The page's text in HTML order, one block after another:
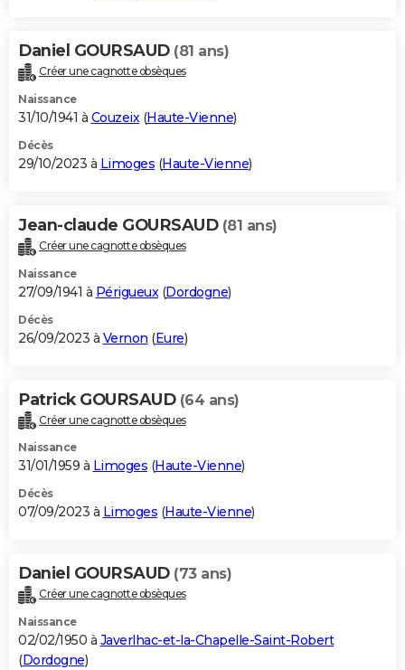
Daniel GOURSAUD (81 ans)
Créer une cagnotte obsèques
Naissance
31/10/1941 à Couzeix(Haute-Vienne)
Décès
29/10/2023 à Limoges (Haute-Vienne)
Jean-claude GOURSAUD (81 ans)
Créer une cagnotte obsèques
Naissance
27/09/1941 à Périgueux (Dordogne)
Décès
26/09/2023 à Vernon (Eure)
Patrick GOURSAUD (64 ans)
Créer une cagnotte obsèques
Naissance
31/01/1959 à Limoges (Haute-Vienne)
Décès
07/09/2023 à Limoges (Haute-Vienne)
Daniel GOURSAUD (73 ans)
Créer une cagnotte obsèques
Naissance
02/02/1950 à Javerlhac-et-la-Chapelle-Saint-Robert
(Dordogne)